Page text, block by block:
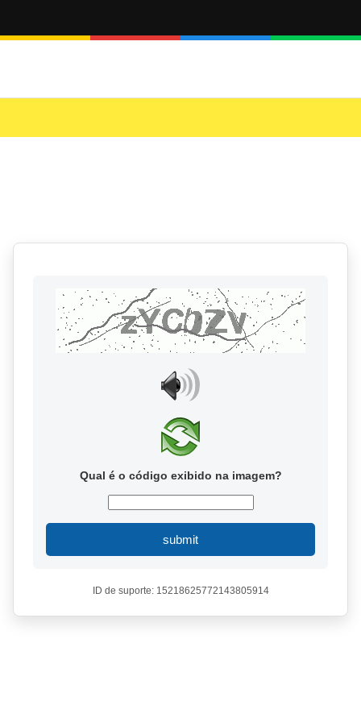
Qual é o código exibido na imagem?
submit
ID de suporte: 15218625772143805914